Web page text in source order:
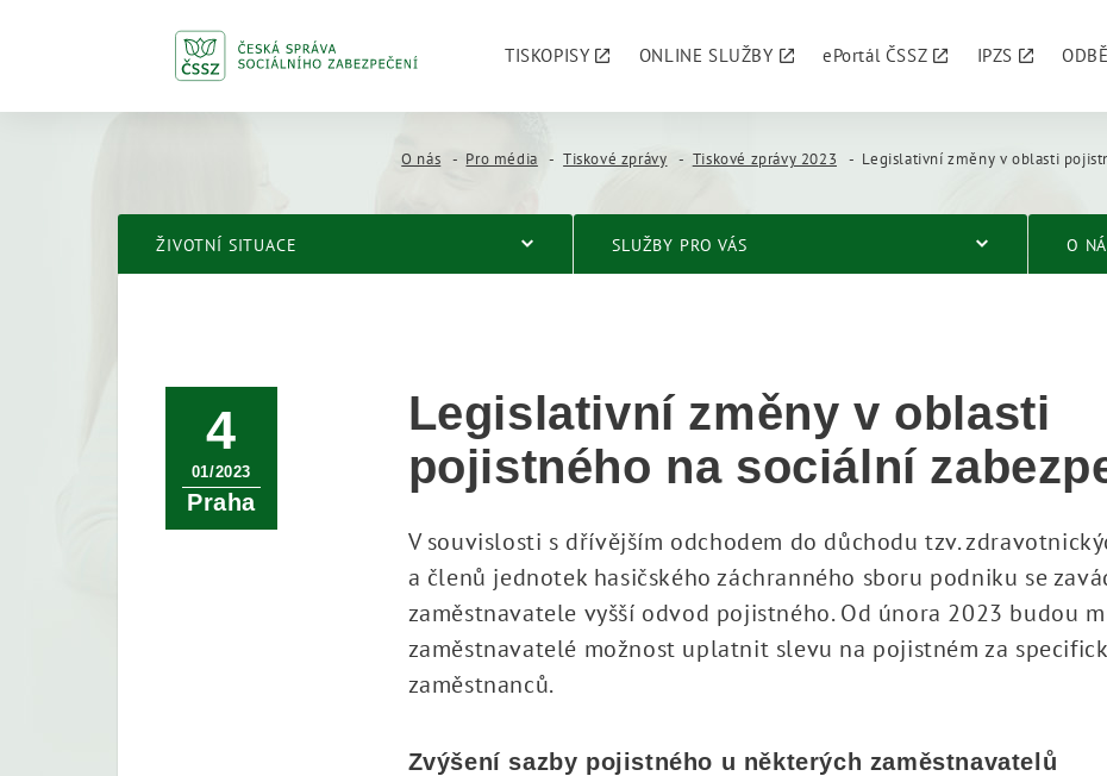
TISKOPISY ONLINE SLUŽBY ePortál ČSSZ IPZS
O nás Pro média Tiskové zprávy Tiskové zprávy 2023 Legislativní změny v oblasti pojistného na
ŽIVOTNÍ SITUACE SLUŽBY PRO VÁS O
4
01/2023
Praha
Legislativní změny v oblasti
pojistného na sociální
V souvislosti s dřívějším odchodem do důchodu tzv.
a členů jednotek hasičského záchranného sboru podniku se
zaměstnavatele vyšší odvod pojistného. Od února 2023 budou
zaměstnavatelé možnost uplatnit slevu na pojistném za
zaměstnanců.
Zvýšení sazby pojistného u některých zaměstnavatelů